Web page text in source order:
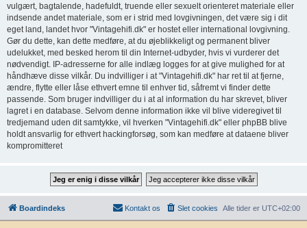
vulgært, bagtalende, hadefuldt, truende eller sexuelt orienteret materiale eller
indsende andet materiale, som er i strid med lovgivningen, det være sig i dit
eget land, landet hvor "Vintagehifi.dk" er hostet eller international lovgivning.
Gør du dette, kan dette medføre, at du øjeblikkeligt og permanent bliver
udelukket, med besked herom til din Internet-udbyder, hvis vi vurderer det
nødvendigt. IP-adresserne for alle indlæg logges for at give mulighed for at
håndhæve disse vilkår. Du indvilliger i at "Vintagehifi.dk" har ret til at fjerne,
ændre, flytte eller låse ethvert emne til enhver tid, såfremt vi finder dette
passende. Som bruger indvilliger du i at al information du har skrevet, bliver
lagret i en database. Selvom denne information ikke vil blive videregivet til
tredjemand uden dit samtykke, vil hverken "Vintagehifi.dk" eller phpBB blive
holdt ansvarlig for ethvert hackingforsøg, som kan medføre at dataene bliver
kompromitteret
Boardindeks Alle tider er UTC+02:00
Slet cookies
Kontakt os